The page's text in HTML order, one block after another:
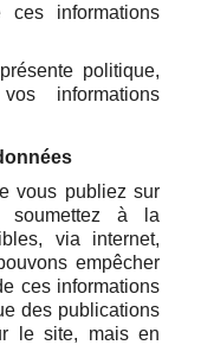
informations
politique,
informations
vous publiez sur
à la
via internet,
empêcher
ces informations
des publications
le site, mais en